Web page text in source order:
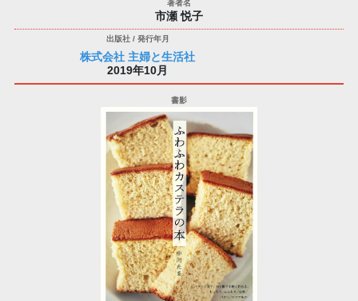
市瀬 悦子
株式会社 主婦と生活社
2019年10月